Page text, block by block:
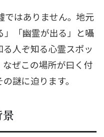
ではありません。地元
」「幽霊が出る」と囁
人ぞ知る心霊スポッ
なぜこの場所が曰く付
謎に迫ります。